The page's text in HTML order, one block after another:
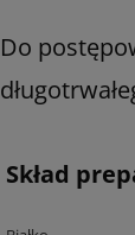
Do
Skład